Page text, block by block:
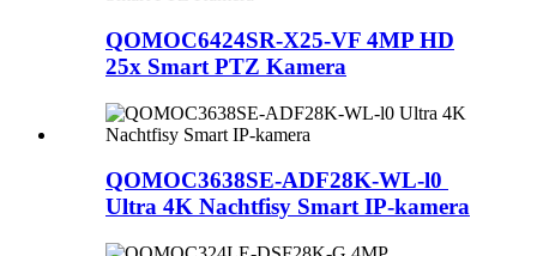
QOMOC6424SR-X25-VF 4MP HD
25x Smart PTZ Kamera
QOMOC3638SE-ADF28K-WL-l0 ​​
Ultra 4K Nachtfisy Smart IP-kamera